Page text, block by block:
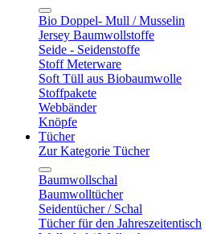
Bio Doppel- Mull / Musselin
Jersey Baumwollstoffe
Seide - Seidenstoffe
Stoff Meterware
Soft Tüll aus Biobaumwolle
Stoffpakete
Webbänder
Knöpfe
Tücher
Zur Kategorie Tücher
Baumwollschal
Baumwolltücher
Seidentücher / Schal
Tücher für den Jahreszeitentisch